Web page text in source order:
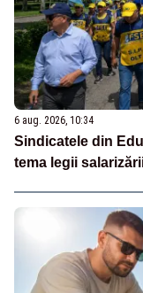
6 aug. 2026, 10:34
Sindicatele din
tema legii